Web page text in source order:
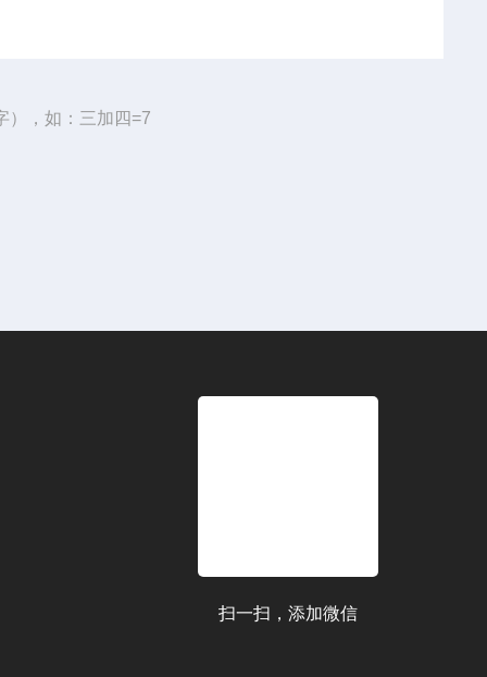
），如：三加四=7
扫一扫，添加微信